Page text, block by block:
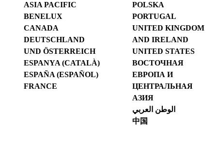
ASIA PACIFIC
BENELUX
CANADA
DEUTSCHLAND
UND ÖSTERREICH
ESPANYA (CATALÀ)
ESPAÑA (ESPAÑOL)
FRANCE
POLSKA
PORTUGAL
UNITED KINGDOM
AND IRELAND
UNITED STATES
ВОСТОЧНАЯ
ЕВРОПА И
ЦЕНТРАЛЬНАЯ
АЗИЯ
الوطن العربي
中国